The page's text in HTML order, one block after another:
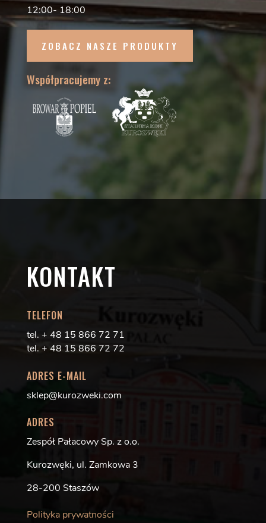
12:00- 18:00
ZOBACZ NASZE PRODUKTY
Współpracujemy z:
KONTAKT
TELEFON
tel. + 48 15 866 72 71
tel. + 48 15 866 72 72
ADRES E-MAIL
sklep@kurozweki.com
ADRES
Zespół Pałacowy Sp. z o.o.
Kurozwęki, ul. Zamkowa 3
28-200 Staszów
Polityka prywatności